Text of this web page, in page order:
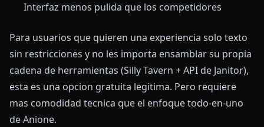
Interfaz menos pulida que los competidores
Para usuarios que quieren una experiencia solo texto
sin restricciones y no les importa ensamblar su propia
cadena de herramientas (Silly Tavern + API de Janitor),
esta es una opcion gratuita legitima. Pero requiere
mas comodidad tecnica que el enfoque todo-en-uno
de Anione.